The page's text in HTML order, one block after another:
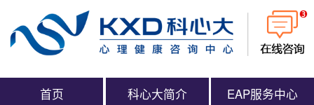
首页 科心大简介 EAP服务中心